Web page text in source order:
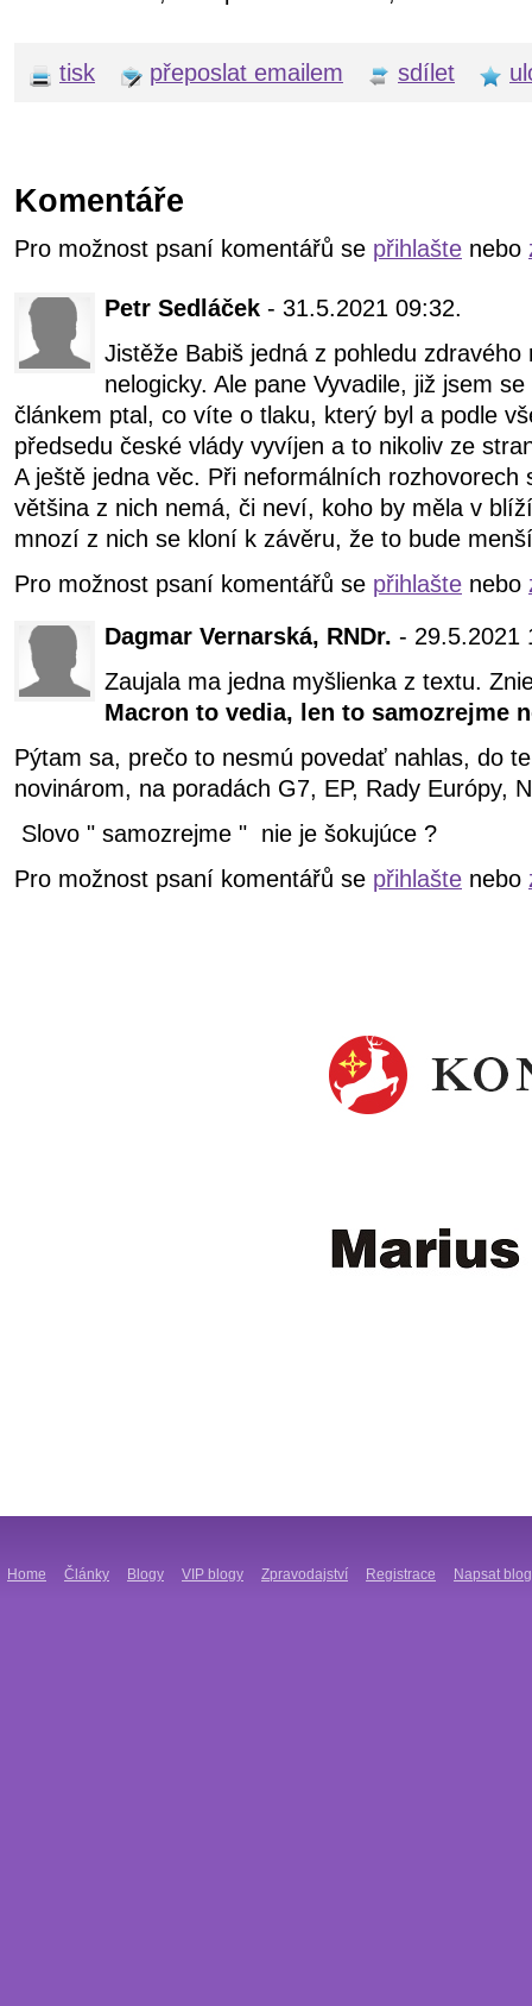
tisk přeposlat emailem sdílet
Komentáře
Pro možnost psaní komentářů se přihlašte nebo
Petr Sedláček - 31.5.2021 09:32.
Jistěže Babiš jedná z pohledu zdravého
nelogicky. Ale pane Vyvadile, již jsem
článkem ptal, co víte o tlaku, který byl a podle
předsedu české vlády vyvíjen a to nikoliv ze
A ještě jedna věc. Při neformálních rozhovorech
většina z nich nemá, či neví, koho by měla v
mnozí z nich se kloní k závěru, že to bude
Pro možnost psaní komentářů se přihlašte nebo
Dagmar Vernarská, RNDr. - 29.5.2021
Zaujala ma jedna myšlienka z textu.
Macron to vedia, len to samozrejme
Pýtam sa, prečo to nesmú povedať nahlas, do
novinárom, na poradách G7, EP, Rady Európy,
Slovo " samozrejme " nie je šokujúce ?
Pro možnost psaní komentářů se přihlašte nebo
Home Články Blogy VIP blogy Zpravodajství Registrace Napsat blog